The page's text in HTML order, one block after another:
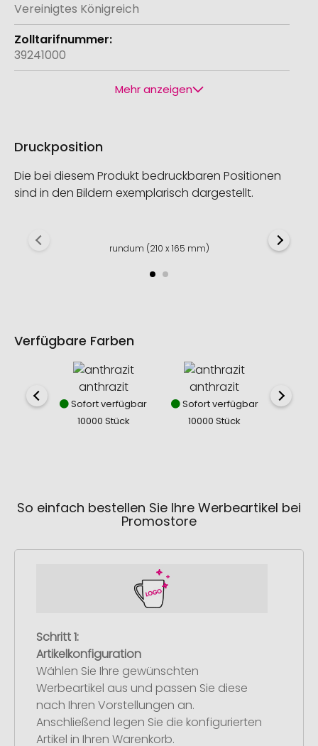
Vereinigtes Königreich
39241000
Mehr anzeigen
Druckposition
Die bei diesem Produkt bedruckbaren Positionen
sind in den Bildern exemplarisch dargestellt.
rundum (210 x 165 mm)
Verfügbare Farben
anthrazit
Sofort verfügbar
10000 Stück
anthrazit
Sofort verfügbar
10000 Stück
So einfach bestellen Sie Ihre Werbeartikel bei
Promostore
Schritt 1:
Artikelkonfiguration
Wählen Sie Ihre gewünschten
Werbeartikel aus und passen Sie diese
nach Ihren Vorstellungen an.
Anschließend legen Sie die konfigurierten
Artikel in Ihren Warenkorb.